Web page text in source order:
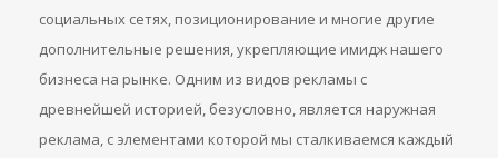
социальных сетях, позиционирование и многие другие
дополнительные решения, укрепляющие имидж нашего
бизнеса на рынке. Одним из видов рекламы с
древнейшей историей, безусловно, является наружная
реклама, с элементами которой мы сталкиваемся каждый